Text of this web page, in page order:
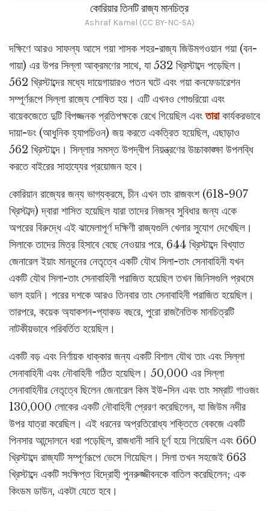
কোরিয়ার তিনটি রাজ্য মানচিত্র
Ashraf Kamel (CC BY-NC-SA)
দক্ষিণে আরও সাফল্য আসে গয়া শাসক শহর-রাজ্য জিউমগওয়ান গয়া (বন-
গায়া) এর উপর সিল্লা আক্রমণের সাথে, যা 532 খ্রিস্টাব্দে পড়েছিল।
562 খ্রিস্টাব্দের মধ্যে দায়েগায়ারও পতন ঘটে এবং গয়া কনফেডারেশন
সম্পূর্ণরূপে সিল্লা রাজ্যে শোষিত হয়। এটি এখনও গোগুরিয়ো এবং
বায়েকজেতে দুটি বিপজ্জনক প্রতিপক্ষকে রেখে গিয়েছিল এবংতারাকার্যকরভাবে
দায়া-ডং (আধুনিক হ্যাপচিওন) জয় করতে একত্রিত হয়েছিল, এছাড়াও
562 খ্রিস্টাব্দে। সিল্লার সমস্ত উপদ্বীপ নিয়ন্ত্রণের উচ্চাকাঙ্ক্ষা উপলব্ধি
করতে বাইরের সাহায্যের প্রয়োজন হবে।
কোরিয়ান রাজ্যের জন্য ভাগ্যক্রমে, চীন এখন তাং রাজবংশ (618-907
খ্রিস্টাব্দ) দ্বারা শাসিত হয়েছিল যারা তাদের নিজস্ব সুবিধার জন্য একে
অপরের বিরুদ্ধে এই ঝামেলাপূর্ণ দক্ষিণী রাজ্যগুলি খেলার সুযোগ দেখেছিল।
সিলাকে তাদের মিত্র হিসাবে বেছে নেওয়ার পরে, 644 খ্রিস্টাব্দে বিখ্যাত
জেনারেল ইয়াং মানচুনের নেতৃত্বে একটি যৌথ সিলা-তাং সেনাবাহিনী যখন
একটি যৌথ সিলা-তাং সেনাবাহিনী পরাজিত হয়েছিল তখন জিনিসগুলি প্রথমে
ভাল হয়নি। পরের দশকে আরও তিনবার তাং সেনাবাহিনী পরাজিত হয়েছিল।
তারপরে, কয়েক অ্যাকশন-প্যাকড বছরে, পুরো রাজনৈতিক মানচিত্রটি
নাটকীয়ভাবে পরিবর্তিত হয়েছিল।
একটি বড় এবং নির্ণায়ক ধাক্কার জন্য একটি বিশাল যৌথ তাং এবং সিল্লা
সেনাবাহিনী এবং নৌবাহিনী গঠিত হয়েছিল। 50,000 এর সিল্লা
সেনাবাহিনীর নেতৃত্বে ছিলেন জেনারেল কিম ইউ-সিন এবং তাং সম্রাট গাওজং
130,000 লোকের একটি নৌবাহিনী প্রেরণ করেছিলেন, যা জিউম নদীর
উপর যাত্রা করেছিল। এই ধরনের অপ্রতিরোধ্য শক্তিতে বেকজে একটি
পিনসার আন্দোলনে ধরা পড়েছিল, রাজধানী সাবি চূর্ণ হয়ে গিয়েছিল এবং 660
খ্রিস্টাব্দে রাজ্যটি সম্পূর্ণরূপে ভেসে গিয়েছিল। সিলা তখন সহজেই 663
খ্রিস্টাব্দে একটি সংক্ষিপ্ত বিদ্রোহী পুনরুজ্জীবনকে বাতিল করেছিলেন; এক
কিংডম ডাউন, একটা যেতে হবে।